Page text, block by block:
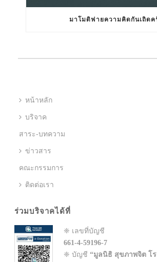
มาโมดิฟายความคิดกันเถิดค
หน้าหลัก
บริจาค
สาระ-บทความ
ข่าวสาร
คณะกรรมการ
ติดต่อเรา
ร่วมบริจาคได้ที่
❈ เลขที่บัญชี
661-4-59196-7
❈ บัญชี“มูลนิธิ สุขภาพจิต โ